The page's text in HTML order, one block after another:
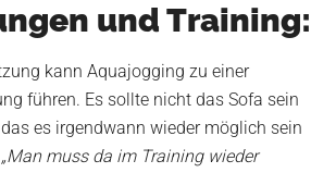
und Training:
kann Aquajogging zu einer
führen. Es sollte nicht das Sofa sein
es irgendwann wieder möglich sein
„Man muss da im Training wieder